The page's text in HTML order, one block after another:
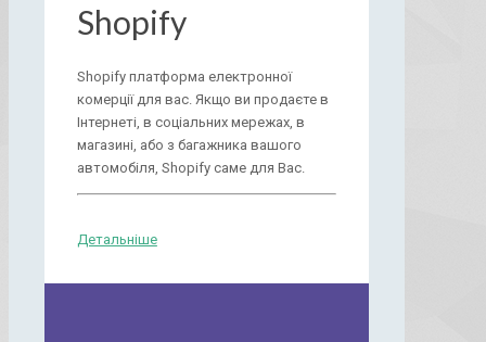
Shopify
Shopify платформа електронної
комерції для вас. Якщо ви продаєте в
Інтернеті, в соціальних мережах, в
магазині, або з багажника вашого
автомобіля, Shopify саме для Вас.
Детальніше